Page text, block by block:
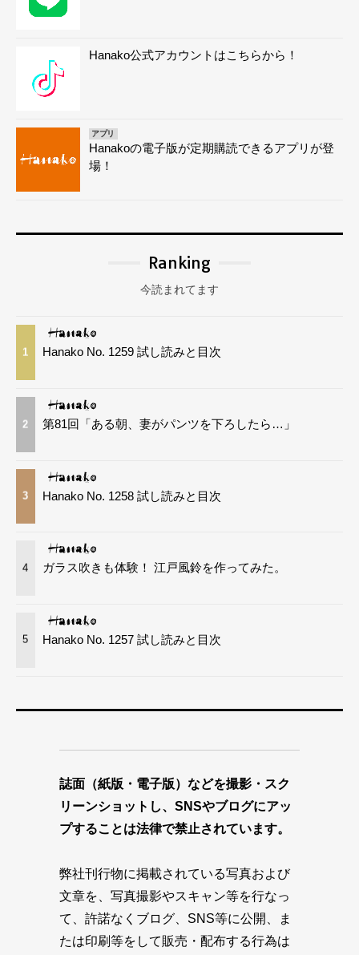
Hanako公式アカウントはこちらから！
アプリ
Hanakoの電子版が定期購読できるアプリが登
場！
Ranking
今読まれてます
1 Hanako No. 1259 試し読みと目次
2 第81回「ある朝、妻がパンツを下ろしたら…」
3 Hanako No. 1258 試し読みと目次
4 ガラス吹きも体験！ 江戸風鈴を作ってみた。
5 Hanako No. 1257 試し読みと目次
誌面（紙版・電子版）などを撮影・スク
リーンショットし、SNSやブログにアッ
プすることは法律で禁止されています。
弊社刊行物に掲載されている写真および
文章を、写真撮影やスキャン等を行なっ
て、許諾なくブログ、SNS等に公開、ま
たは印刷等をして販売・配布する行為は